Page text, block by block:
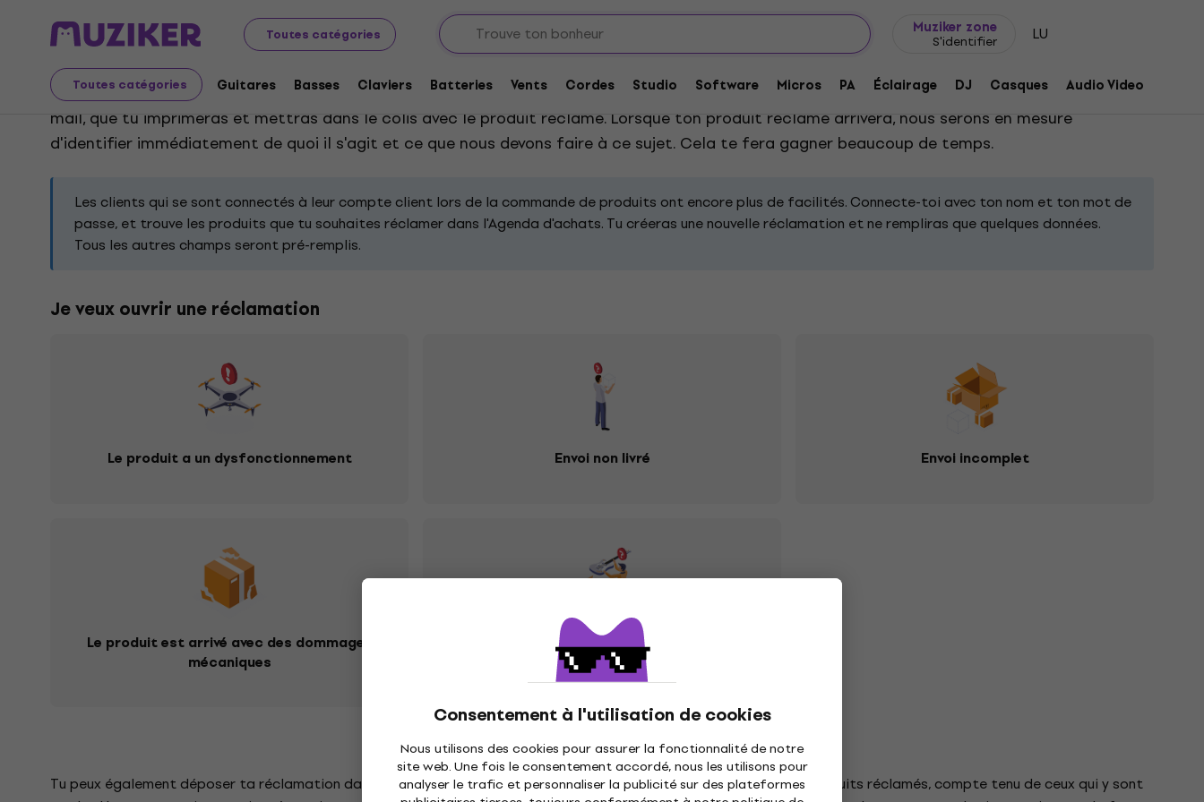
Toutes catégories
Muziker zone
S'identifier LU
Toutes catégories Guitares Basses Claviers Batteries Vents Cordes Studio Software Micros PA Éclairage DJ Casques Audio Video
Consentement à l'utilisation de cookies
Nous utilisons des cookies pour assurer la fonctionnalité de notre
site web. Une fois le consentement accordé, nous les utilisons pour
analyser le trafic et personnaliser la publicité sur des plateformes
Réclamations
Choisis le type de réclamation en fonction de ton problème avec le produit. Après avoir rempli le formulaire, tu recevras une confirmation par
mail, que tu imprimeras et mettras dans le colis avec le produit réclamé. Lorsque ton produit réclamé arrivera, nous serons en mesure
d'identifier immédiatement de quoi il s'agit et ce que nous devons faire à ce sujet. Cela te fera gagner beaucoup de temps.
Les clients qui se sont connectés à leur compte client lors de la commande de produits ont encore plus de facilités. Connecte-toi avec ton nom et ton mot de
passe, et trouve les produits que tu souhaites réclamer dans l'Agenda d'achats. Tu créeras une nouvelle réclamation et ne rempliras que quelques données.
Tous les autres champs seront pré-remplis.
Je veux ouvrir une réclamation
Le produit a un dysfonctionnement Envoi non livré Envoi incomplet
Le produit est arrivé avec des dommages
mécaniques
Vous m'avez envoyé le mauvais produit
Tu peux également déposer ta réclamation dans n'importe quel magasin Muziker où il est possible de recevoir les produits réclamés, compte tenu de ceux qui y sont